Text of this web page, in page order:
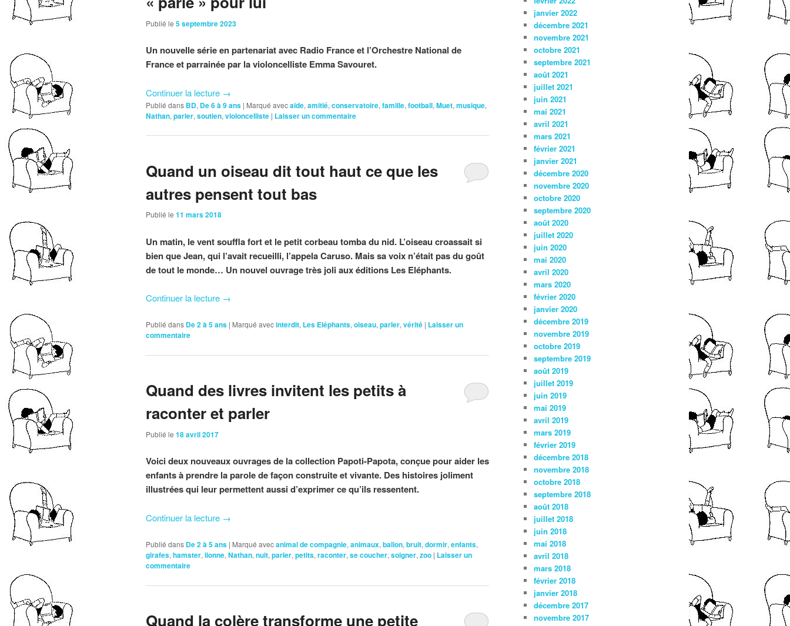
Publié le 5 septembre 2023
Un nouvelle série en partenariat avec Radio France et l’Orchestre National de
France et parrainée par la violoncelliste Emma Savouret.
Continuer la lecture →
Publié dans BD, De 6 à 9 ans | Marqué avecaide, amitié, conservatoire, famille, football, Muet, musique,
Nathan, parler, soutien, violoncelliste | Laisser un commentaire
Quand un oiseau dit tout haut ce que les
autres pensent tout bas
Publié le 11 mars 2018
Un matin, le vent souffla fort et le petit corbeau tomba du nid. L’oiseau croassait si
bien que Jean, qui l’avait recueilli, l’appela Caruso. Mais sa voix n’était pas du goût
de tout le monde… Un nouvel ouvrage très joli aux éditions Les Eléphants.
Continuer la lecture →
Publié dans De 2 à 5 ans | Marqué avecinterdit, Les Eléphants,oiseau,parler,vérité | Laisser un
commentaire
Quand des livres invitent les petits à
raconter et parler
Publié le 18 avril 2017
Voici deux nouveaux ouvrages de la collection Papoti-Papota, conçue pour aider les
enfants à prendre la parole de façon construite et vivante. Des histoires joliment
illustrées qui leur permettent aussi d’exprimer ce qu’ils ressentent.
Continuer la lecture →
Publié dans De 2 à 5 ans | Marqué avecanimal de compagnie, animaux, ballon, bruit, dormir, enfants,
girafes, hamster, lionne, Nathan, nuit, parler, petits, raconter, se coucher, soigner, zoo | Laisser un
commentaire
Quand la colère transforme une petite
janvier 2022
décembre 2021
novembre 2021
octobre 2021
septembre 2021
août 2021
juillet 2021
juin 2021
mai 2021
avril 2021
mars 2021
février 2021
janvier 2021
décembre 2020
novembre 2020
octobre 2020
septembre 2020
août 2020
juillet 2020
juin 2020
mai 2020
avril 2020
mars 2020
février 2020
janvier 2020
décembre 2019
novembre 2019
octobre 2019
septembre 2019
août 2019
juillet 2019
juin 2019
mai 2019
avril 2019
mars 2019
février 2019
décembre 2018
novembre 2018
octobre 2018
septembre 2018
août 2018
juillet 2018
juin 2018
mai 2018
avril 2018
mars 2018
février 2018
janvier 2018
décembre 2017
novembre 2017